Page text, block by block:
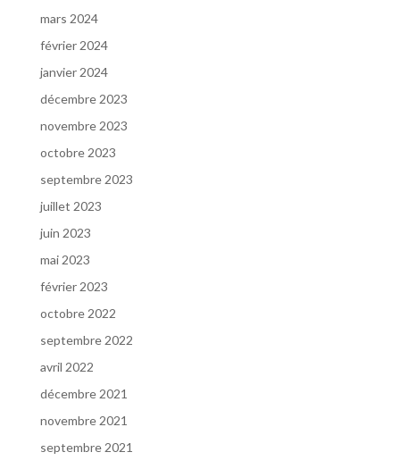
mars 2024
février 2024
janvier 2024
décembre 2023
novembre 2023
octobre 2023
septembre 2023
juillet 2023
juin 2023
mai 2023
février 2023
octobre 2022
septembre 2022
avril 2022
décembre 2021
novembre 2021
septembre 2021